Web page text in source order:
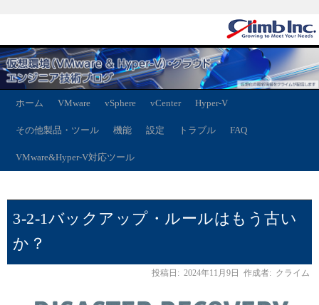
ホーム VMware vSphere vCenter Hyper-V
その他製品・ツール 機能 設定 トラブル FAQ
VMware&Hyper-V対応ツール
3-2-1バックアップ・ルールはもう古い
か？
投稿日: 2024年11月9日 作成者: クライム